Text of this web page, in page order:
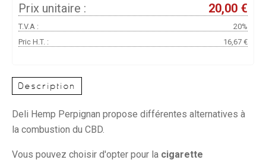
Prix unitaire : 20,00 €
T.V.A :
20%
Pric H.T. :
16,67 €
Description
Deli Hemp Perpignan propose différentes alternatives à
la combustion du CBD.
Vous pouvez choisir d'opter pour la cigarette